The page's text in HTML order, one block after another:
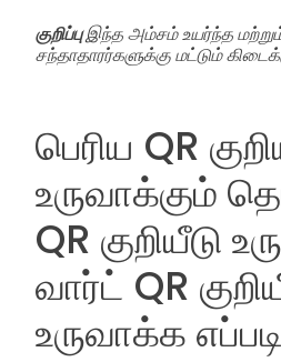
குறிப்புஇந்த அம்சம் உயர்ந்த மற்றும்
சந்தாதாரர்களுக்கு மட்டும்
பெரிய QR
உருவாக்கும்
QR குறியீடு
வார்ட் QR
உருவாக்க எப்படி